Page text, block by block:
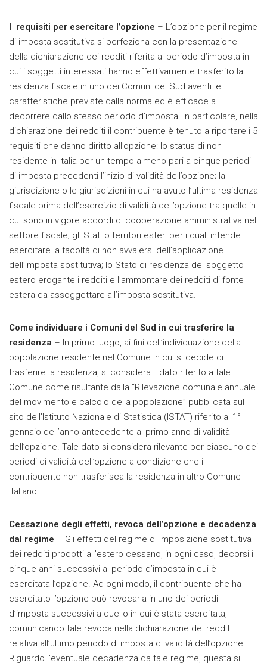
I requisiti per esercitare l’opzione – L’opzione per il regime
di imposta sostitutiva si perfeziona con la presentazione
della dichiarazione dei redditi riferita al periodo d’imposta in
cui i soggetti interessati hanno effettivamente trasferito la
residenza fiscale in uno dei Comuni del Sud aventi le
caratteristiche previste dalla norma ed è efficace a
decorrere dallo stesso periodo d’imposta. In particolare, nella
dichiarazione dei redditi il contribuente è tenuto a riportare i 5
requisiti che danno diritto all’opzione: lo status di non
residente in Italia per un tempo almeno pari a cinque periodi
di imposta precedenti l’inizio di validità dell’opzione; la
giurisdizione o le giurisdizioni in cui ha avuto l’ultima residenza
fiscale prima dell’esercizio di validità dell’opzione tra quelle in
cui sono in vigore accordi di cooperazione amministrativa nel
settore fiscale; gli Stati o territori esteri per i quali intende
esercitare la facoltà di non avvalersi dell’applicazione
dell’imposta sostitutiva; lo Stato di residenza del soggetto
estero erogante i redditi e l’ammontare dei redditi di fonte
estera da assoggettare all’imposta sostitutiva.
Come individuare i Comuni del Sud in cui trasferire la
residenza – In primo luogo, ai fini dell’individuazione della
popolazione residente nel Comune in cui si decide di
trasferire la residenza, si considera il dato riferito a tale
Comune come risultante dalla “Rilevazione comunale annuale
del movimento e calcolo della popolazione” pubblicata sul
sito dell’Istituto Nazionale di Statistica (ISTAT) riferito al 1°
gennaio dell’anno antecedente al primo anno di validità
dell’opzione. Tale dato si considera rilevante per ciascuno dei
periodi di validità dell’opzione a condizione che il
contribuente non trasferisca la residenza in altro Comune
italiano.
Cessazione degli effetti, revoca dell’opzione e decadenza
dal regime – Gli effetti del regime di imposizione sostitutiva
dei redditi prodotti all’estero cessano, in ogni caso, decorsi i
cinque anni successivi al periodo d’imposta in cui è
esercitata l’opzione. Ad ogni modo, il contribuente che ha
esercitato l’opzione può revocarla in uno dei periodi
d’imposta successivi a quello in cui è stata esercitata,
comunicando tale revoca nella dichiarazione dei redditi
relativa all’ultimo periodo di imposta di validità dell’opzione.
Riguardo l’eventuale decadenza da tale regime, questa si